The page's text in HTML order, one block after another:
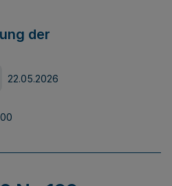
der
22.05.2026